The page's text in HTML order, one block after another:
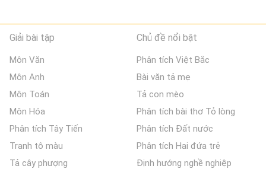
Giải bài tập
Môn Văn
Môn Anh
Môn Toán
Môn Hóa
Phân tích Tây Tiến
Tranh tô màu
Tả cây phượng
Chủ đề nổi bật
Phân tích Việt Bắc
Bài văn tả mẹ
Tả con mèo
Phân tích bài thơ Tỏ lòng
Phân tích Đất nước
Phân tích Hai đứa trẻ
Định hướng nghề nghiệp